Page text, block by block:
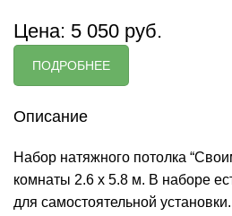
Цена: 5 050 руб.
ПОДРОБНЕЕ
Описание
Набор натяжного потолка
комнаты 2.6 х 5.8 м. В наборе
для самостоятельной